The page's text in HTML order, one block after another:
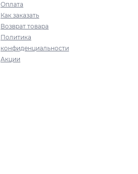
Оплата
Как заказать
Возврат товара
Политика
конфиденциальности
Акции